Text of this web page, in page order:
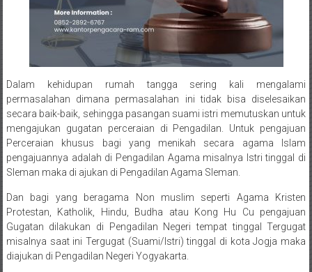
Surakarta,
Sukoharjo,
Mungkid,
Purworejo,
Daerah
Istimewa
Yogyakarta,
Makassar,
Denpasar,
Salatiga,
Dalam kehidupan rumah tangga sering kali mengalami
permasalahan dimana permasalahan ini tidak bisa diselesaikan
secara baik-baik, sehingga pasangan suami istri memutuskan untuk
mengajukan gugatan perceraian di Pengadilan. Untuk pengajuan
Perceraian khusus bagi yang menikah secara agama Islam
pengajuannya adalah di Pengadilan Agama misalnya Istri tinggal di
Sleman maka di ajukan di Pengadilan Agama Sleman.
Dan bagi yang beragama Non muslim seperti Agama Kristen
Protestan, Katholik, Hindu, Budha atau Kong Hu Cu pengajuan
Gugatan dilakukan di Pengadilan Negeri tempat tinggal Tergugat
misalnya saat ini Tergugat (Suami/Istri) tinggal di kota Jogja maka
diajukan di Pengadilan Negeri Yogyakarta.